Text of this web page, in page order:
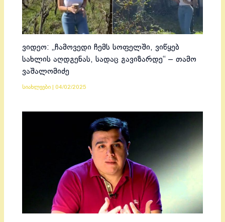
ვიდეო: „ჩამოვედი ჩემს სოფელში, ვიწყებ
სახლის აღდგენას, სადაც გავიზარდე“ – თამო
ვაშალომიძე
სიახლეები 04/02/2025